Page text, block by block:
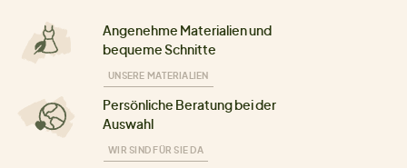
Angenehme Materialien und
bequeme Schnitte
UNSERE MATERIALIEN
Persönliche Beratung bei der
Auswahl
WIR SIND FÜR SIE DA